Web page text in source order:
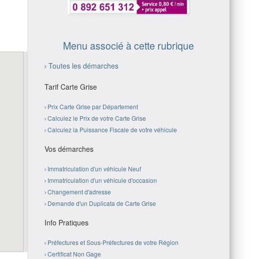
Menu associé à cette rubrique
Toutes les démarches
Tarif Carte Grise
Prix Carte Grise par Département
Calculez le Prix de votre Carte Grise
Calculez la Puissance Fiscale de votre véhicule
Vos démarches
Immatriculation d'un véhicule Neuf
Immatriculation d'un véhicule d'occasion
Changement d'adresse
Demande d'un Duplicata de Carte Grise
Info Pratiques
Préfectures et Sous-Préfectures de votre Région
Certificat Non Gage